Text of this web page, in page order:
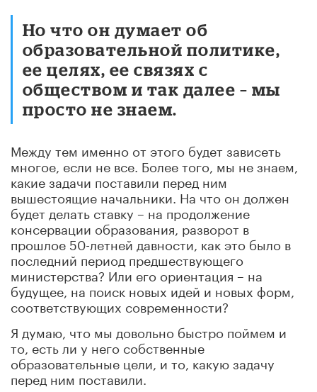
Но что он думает об
образовательной политике,
ее целях, ее связях с
обществом и так далее – мы
просто не знаем.
Между тем именно от этого будет зависеть
многое, если не все. Более того, мы не знаем,
какие задачи поставили перед ним
вышестоящие начальники. На что он должен
будет делать ставку – на продолжение
консервации образования, разворот в
прошлое 50-летней давности, как это было в
последний период предшествующего
министерства? Или его ориентация – на
будущее, на поиск новых идей и новых форм,
соответствующих современности?
Я думаю, что мы довольно быстро поймем и
то, есть ли у него собственные
образовательные цели, и то, какую задачу
перед ним поставили.